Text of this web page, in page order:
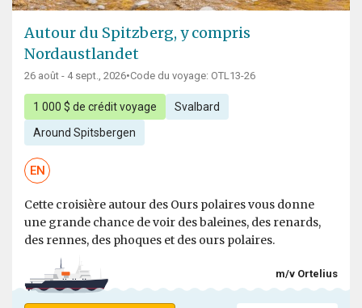
Autour du Spitzberg, y compris
Nordaustlandet
26 août - 4 sept., 2026•Code du voyage: OTL13-26
1 000 $ de crédit voyage Svalbard
Around Spitsbergen
EN
Cette croisière autour des Ours polaires vous donne
une grande chance de voir des baleines, des renards,
des rennes, des phoques et des ours polaires.
m/v Ortelius